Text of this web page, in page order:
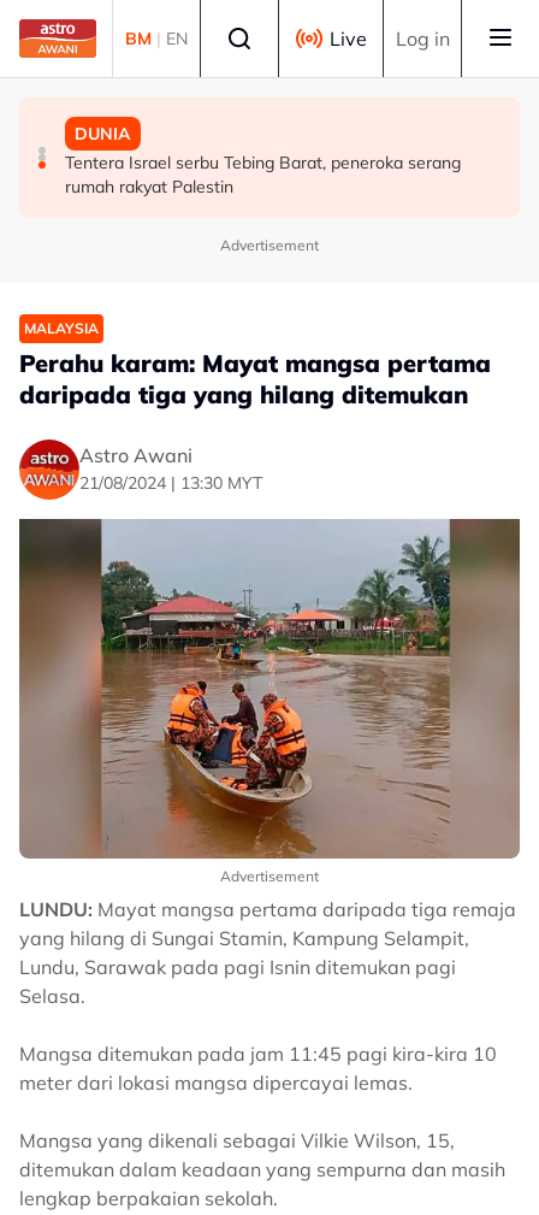
Skip to main content
BM | EN Live Log in
MALAYSIA
Tindakan AKPS sita kontena bawa muatan ke Israel
bukti ketegasan Malaysia - PM Anwar
MALAYSIA
AKPS tahan kontena disyaki bawa dagangan untuk
dieksport ke Israel
DUNIA
Tentera Israel serbu Tebing Barat, peneroka serang
rumah rakyat Palestin
Advertisement
MALAYSIA
Perahu karam: Mayat mangsa pertama
daripada tiga yang hilang ditemukan
Astro Awani
21/08/2024 | 13:30 MYT
Advertisement
LUNDU: Mayat mangsa pertama daripada tiga remaja
yang hilang di Sungai Stamin, Kampung Selampit,
Lundu, Sarawak pada pagi Isnin ditemukan pagi
Selasa.
Mangsa ditemukan pada jam 11:45 pagi kira-kira 10
meter dari lokasi mangsa dipercayai lemas.
Mangsa yang dikenali sebagai Vilkie Wilson, 15,
ditemukan dalam keadaan yang sempurna dan masih
lengkap berpakaian sekolah.